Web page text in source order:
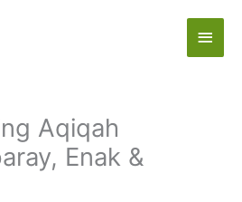
Main
Aqiqah
Enak &